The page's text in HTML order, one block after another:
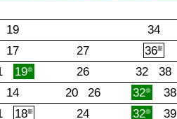
19 34
17 27 36新
19奈 26 32 38
14 20 26 32奈 38
18新 24 32奈 39